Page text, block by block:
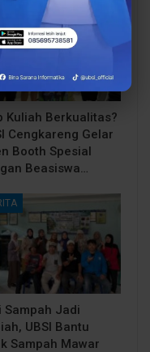
Kuliah Berkualitas?
Cengkareng Gelar
Booth Spesial
Beasiswa…
Sampah Jadi
UBSI Bantu
Sampah Mawar